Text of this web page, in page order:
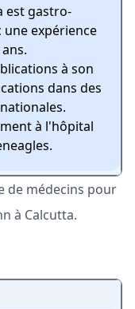
est gastro-
expérience
à son
dans des
à l'hôpital
de médecins pour
à Calcutta.